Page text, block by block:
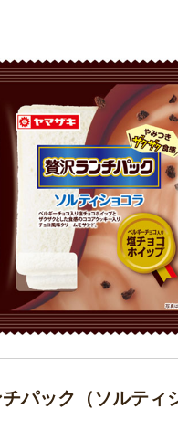
パック（ソルティ